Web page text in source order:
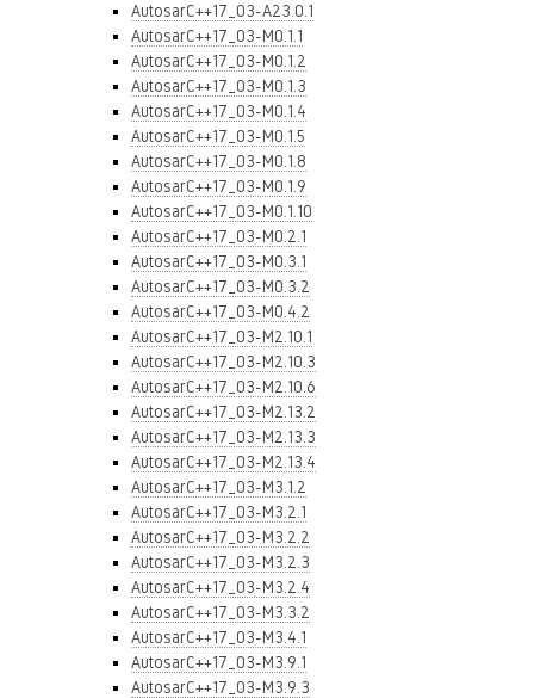
AutosarC++17_03-A23.0.1
AutosarC++17_03-M0.1.1
AutosarC++17_03-M0.1.2
AutosarC++17_03-M0.1.3
AutosarC++17_03-M0.1.4
AutosarC++17_03-M0.1.5
AutosarC++17_03-M0.1.8
AutosarC++17_03-M0.1.9
AutosarC++17_03-M0.1.10
AutosarC++17_03-M0.2.1
AutosarC++17_03-M0.3.1
AutosarC++17_03-M0.3.2
AutosarC++17_03-M0.4.2
AutosarC++17_03-M2.10.1
AutosarC++17_03-M2.10.3
AutosarC++17_03-M2.10.6
AutosarC++17_03-M2.13.2
AutosarC++17_03-M2.13.3
AutosarC++17_03-M2.13.4
AutosarC++17_03-M3.1.2
AutosarC++17_03-M3.2.1
AutosarC++17_03-M3.2.2
AutosarC++17_03-M3.2.3
AutosarC++17_03-M3.2.4
AutosarC++17_03-M3.3.2
AutosarC++17_03-M3.4.1
AutosarC++17_03-M3.9.1
AutosarC++17_03-M3.9.3